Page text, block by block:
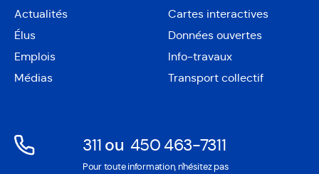
Actualités
Élus
Emplois
Médias
Cartes interactives
Ouvre
dans
une
nouvelle
Données ouvertes
Ouvre
dans
une
Info-travaux
Transport collectif
311Ouvre
dans
ou 450 463-7311
Ouvre
dans
Pour toute information, n'hésitez pas